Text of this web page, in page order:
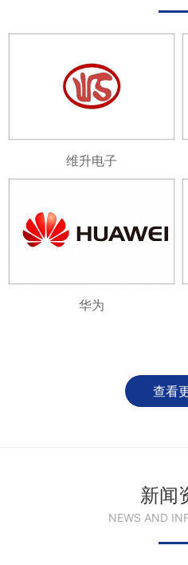
维升电子
华为
查看
新闻
NEWS AND